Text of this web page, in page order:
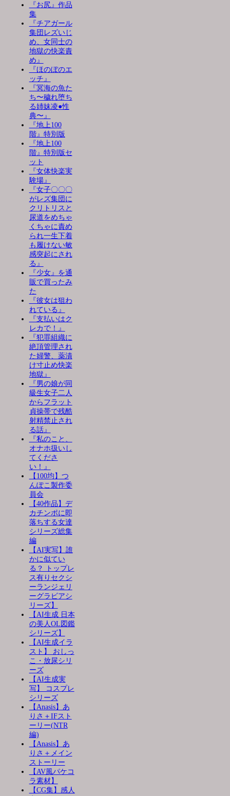
『お尻』作品
集
『チアガール
集団レズいじ
め、女同士の
地獄の快楽責
め』
『ほのぼのエ
ッチ』
『冥海の魚た
ち〜穢れ堕ち
る姉妹凌●性
典〜』
『地上100
階』特別版
『地上100
階』特別版セ
ット
『女体快楽実
験場』
『女子〇〇〇
がレズ集団に
クリトリスと
尿道をめちゃ
くちゃに責め
られ一生下着
も履けない敏
感突起にされ
る』
『少女』を通
販で買ったみ
た
『彼女は狙わ
れている』
『支払いはク
レカで！』
『犯罪組織に
絶頂管理され
た婦警、薬漬
け寸止め快楽
地獄』
『男の娘が同
級生女子二人
からフラット
貞操帯で残酷
射精禁止され
る話』
『私のこと、
オナホ扱いし
てくださ
い！』
【100均】つ
んぽこ製作委
員会
【40作品】デ
カチンポに即
落ちする女達
シリーズ総集
編
【AI実写】誰
かに似てい
る？ トップレ
ス有りセクシ
ーランジェリ
ーグラビアシ
リーズ】
【AI生成 日本
の美人OL図鑑
シリーズ】
【AI生成イラ
スト】 おしっ
こ・放尿シリ
ーズ
【AI生成実
写】 コスプレ
シリーズ
【Anasis】あ
りさ＋IFスト
ーリー(NTR
編)
【Anasis】あ
りさ＋メイン
ストーリー
【AV風パケコ
ラ素材】
【CG集】感人